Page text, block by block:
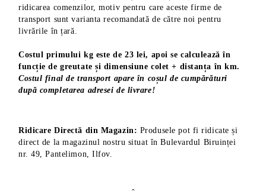
ridicarea comenzilor, motiv pentru care aceste firme de
transport sunt varianta recomandată de către noi pentru
livrările în țară.
Costul primului kg este de 23 lei, apoi se calculează în
funcție de greutate și dimensiune colet + distanța în km.
Costul final de transport apare în coșul de cumpărături
după completarea adresei de livrare!
Ridicare Directă din Magazin: Produsele pot fi ridicate și
direct de la magazinul nostru situat în Bulevardul Biruinței
nr. 49, Pantelimon, Ilfov.